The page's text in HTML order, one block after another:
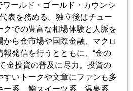
ールド・ゴールド・カウンシ
表を務める。独立後はチュー
クでの豊富な相場体験と人脈を
から金市場や国際金融、マクロ
報発信を行うとともに、“金の
金投資の普及に尽力。投資の
すいトークや文章にファンも多
系、鮨スイーツ系、温泉系。